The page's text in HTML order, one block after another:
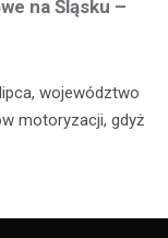
na Śląsku –
województwo
motoryzacji, gdyż